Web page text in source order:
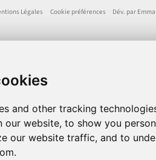
and other tracking
our website, to show you
our website traffic, and to
Légales Cookie préférences Dév. par